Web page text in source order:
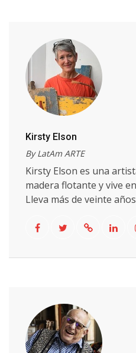
Kirsty Elson
By LatAm ARTE
Kirsty Elson es una
madera flotante y vive
Lleva más de veinte